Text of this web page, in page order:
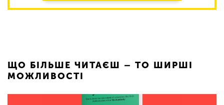
ЩО БІЛЬШЕ ЧИТАЄШ – ТО ШИРШІ
МОЖЛИВОСТІ